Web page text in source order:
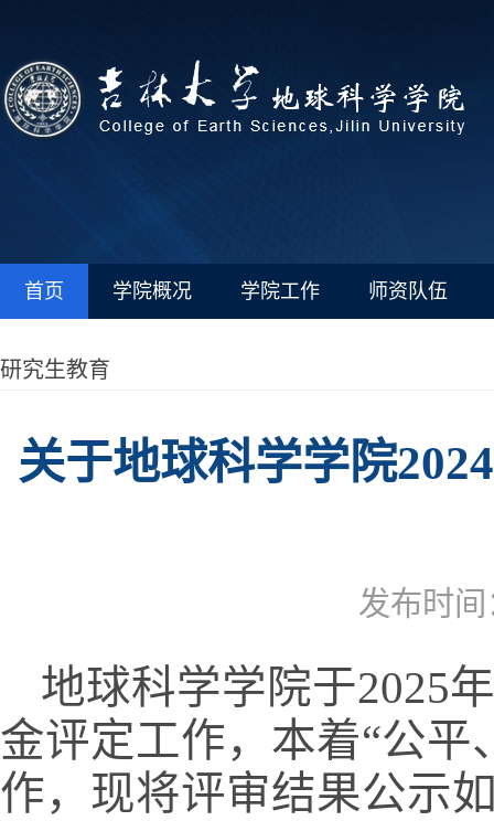
首页 学院概况 学院工作 师资队伍
研究生教育
关于地球科学学院
发布时间
地球科学学院于2025
金评定工作，本着“公
作，现将评审结果公示